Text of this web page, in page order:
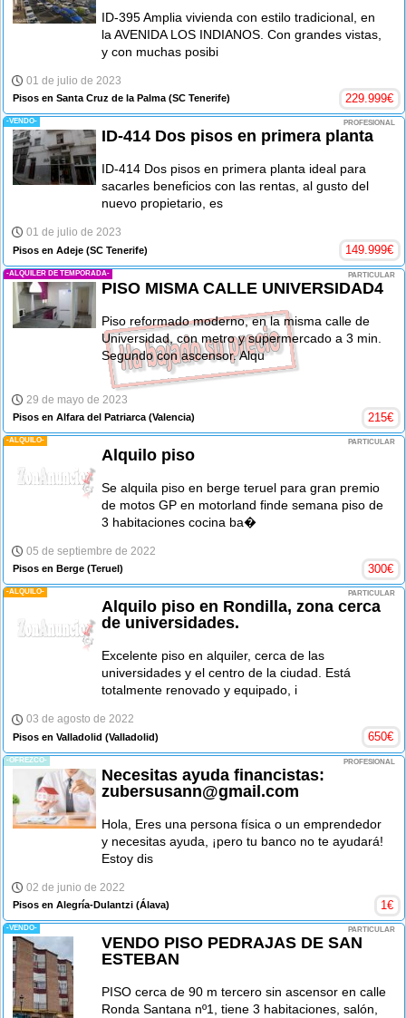
ID-395 Amplia vivienda con estilo tradicional, en
la AVENIDA LOS INDIANOS. Con grandes vistas,
y con muchas posibi
01 de julio de 2023
Pisos en Santa Cruz de la Palma (SC Tenerife) 229.999€
-VENDO- PROFESIONAL
ID-414 Dos pisos en primera planta
ID-414 Dos pisos en primera planta ideal para
sacarles beneficios con las rentas, al gusto del
nuevo propietario, es
01 de julio de 2023
Pisos en Adeje (SC Tenerife) 149.999€
-ALQUILER DE TEMPORADA- PARTICULAR
PISO MISMA CALLE UNIVERSIDAD4
Piso reformado moderno, en la misma calle de
Universidad, con metro y supermercado a 3 min.
Segundo con ascensor. Alqu
29 de mayo de 2023
Pisos en Alfara del Patriarca (Valencia) 215€
-ALQUILO- PARTICULAR
Alquilo piso
Se alquila piso en berge teruel para gran premio
de motos GP en motorland finde semana piso de
3 habitaciones cocina ba�
05 de septiembre de 2022
Pisos en Berge (Teruel) 300€
-ALQUILO- PARTICULAR
Alquilo piso en Rondilla, zona cerca
de universidades.
Excelente piso en alquiler, cerca de las
universidades y el centro de la ciudad. Está
totalmente renovado y equipado, i
03 de agosto de 2022
Pisos en Valladolid (Valladolid) 650€
-OFREZCO- PROFESIONAL
Necesitas ayuda financistas:
zubersusann@gmail.com
Hola, Eres una persona física o un emprendedor
y necesitas ayuda, ¡pero tu banco no te ayudará!
Estoy dis
02 de junio de 2022
Pisos en Alegría-Dulantzi (Álava) 1€
-VENDO- PARTICULAR
VENDO PISO PEDRAJAS DE SAN
ESTEBAN
PISO cerca de 90 m tercero sin ascensor en calle
Ronda Santana nº1, tiene 3 habitaciones, salón,